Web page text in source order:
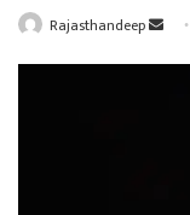
Rajasthandeep
Send